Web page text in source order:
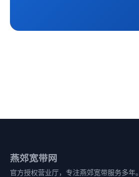
燕郊宽带网
官方授权营业厅，专注燕郊宽带服务多年。